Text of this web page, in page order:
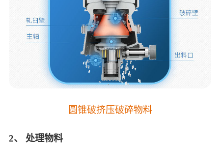
圆锥破挤压破碎物料
2、 处理物料